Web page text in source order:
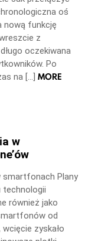
oś
nową funkcję
z
oczekiwana
Po
na […] MORE
w
smartfonach Plany
technologii
również jako
od
zyskało